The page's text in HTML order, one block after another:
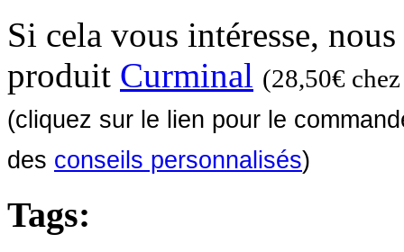
Si cela vous intéresse,
produit Curminal (28,50€
(cliquez sur le lien pour le
des conseils personnalisés)
Tags: